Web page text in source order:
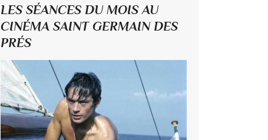
LES SÉANCES DU MOIS AU
CINÉMA SAINT GERMAIN DES
PRÉS